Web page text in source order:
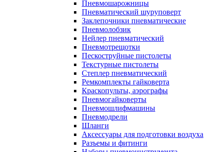
Пневмошарожницы
Пневматический шуруповерт
Заклепочники пневматические
Пневмолобзик
Нейлер пневматический
Пневмотрещотки
Пескоструйные пистолеты
Текстурные пистолеты
Степлер пневматический
Ремкомплекты гайковерта
Краскопульты, аэрографы
Пневмогайковерты
Пневмошлифмашины
Пневмодрели
Шланги
Аксессуары для подготовки воздуха
Разъемы и фитинги